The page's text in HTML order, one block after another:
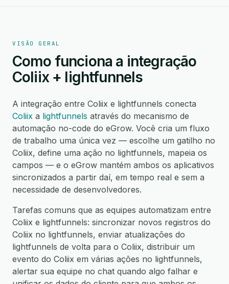
VISÃO GERAL
Como funciona a integração
Coliix + lightfunnels
A integração entre Coliix e lightfunnels conecta
Coliix a lightfunnels através do mecanismo de
automação no-code do eGrow. Você cria um fluxo
de trabalho uma única vez — escolhe um gatilho no
Coliix, define uma ação no lightfunnels, mapeia os
campos — e o eGrow mantém ambos os aplicativos
sincronizados a partir daí, em tempo real e sem a
necessidade de desenvolvedores.
Tarefas comuns que as equipes automatizam entre
Coliix e lightfunnels: sincronizar novos registros do
Coliix no lightfunnels, enviar atualizações do
lightfunnels de volta para o Coliix, distribuir um
evento do Coliix em várias ações no lightfunnels,
alertar sua equipe no chat quando algo falhar e